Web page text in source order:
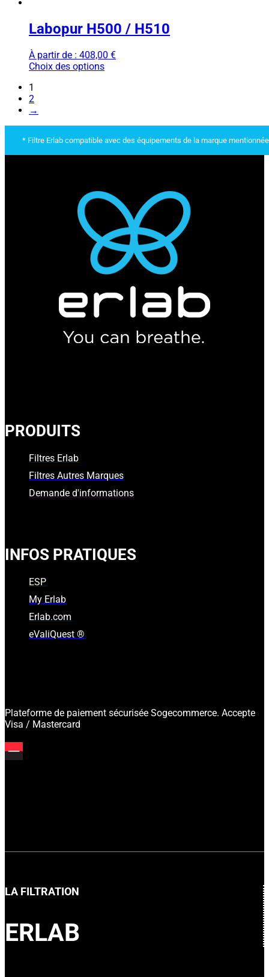
Labopur H500 / H510
À partir de : 408,00 €
Choix des options
1
2
→
* Filtre Erlab compatible avec des équipements de la marque
PRODUITS
Filtres Erlab
Filtres Autres Marques
Demande d'informations
INFOS PRATIQUES
ESP
My Erlab
Erlab.com
eValiQuest ®
Plateforme de paiement sécurisée Sogecommerce. Accepte
Visa / Mastercard
LA FILTRATION
ERLAB